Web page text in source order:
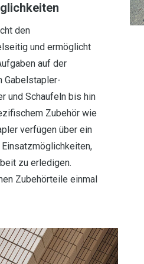
den
und ermöglicht
auf der
Gabelstapler-
und Schaufeln bis hin
Zubehör wie
verfügen über ein
zu erledigen.
Zubehörteile einmal